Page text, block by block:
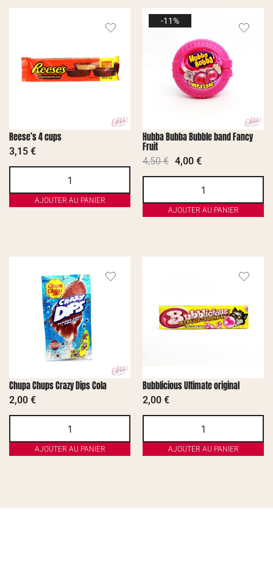
Reese’s 4 cups
3,15 €
AJOUTER AU PANIER
-11%
Hubba Bubba Bubble band Fancy
Fruit
4,50€ 4,00 €
AJOUTER AU PANIER
Chupa Chups Crazy Dips Cola
2,00 €
AJOUTER AU PANIER
Bubblicious Ultimate original
2,00 €
AJOUTER AU PANIER